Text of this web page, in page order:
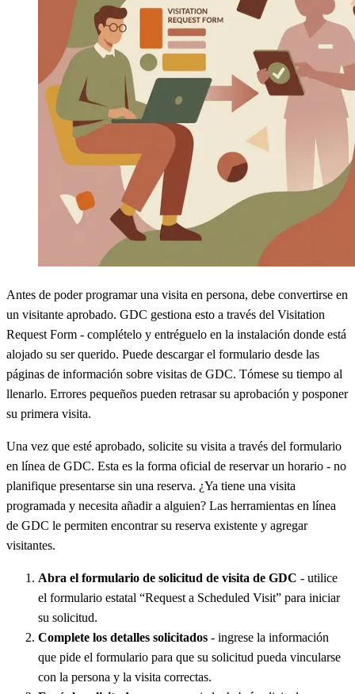
Antes de poder programar una visita en persona, debe convertirse en
un visitante aprobado. GDC gestiona esto a través del Visitation
Request Form - complételo y entréguelo en la instalación donde está
alojado su ser querido. Puede descargar el formulario desde las
páginas de información sobre visitas de GDC. Tómese su tiempo al
llenarlo. Errores pequeños pueden retrasar su aprobación y posponer
su primera visita.
Una vez que esté aprobado, solicite su visita a través del formulario
en línea de GDC. Esta es la forma oficial de reservar un horario - no
planifique presentarse sin una reserva. ¿Ya tiene una visita
programada y necesita añadir a alguien? Las herramientas en línea
de GDC le permiten encontrar su reserva existente y agregar
visitantes.
Abra el formulario de solicitud de visita de GDC - utilice
el formulario estatal “Request a Scheduled Visit” para iniciar
su solicitud.
Complete los detalles solicitados - ingrese la información
que pide el formulario para que su solicitud pueda vincularse
con la persona y la visita correctas.